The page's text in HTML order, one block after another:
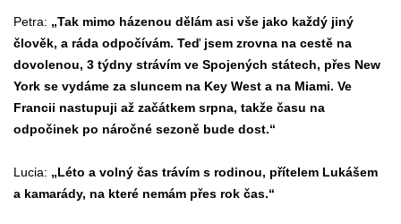
Petra: „Tak mimo házenou dělám asi vše jako každý jiný
člověk, a ráda odpočívám. Teď jsem zrovna na cestě na
dovolenou, 3 týdny strávím ve Spojených státech, přes New
York se vydáme za sluncem na Key West a na Miami. Ve
Francii nastupuji až začátkem srpna, takže času na
odpočinek po náročné sezoně bude dost.“
Lucia: „Léto a volný čas trávím s rodinou, přítelem Lukášem
a kamarády, na které nemám přes rok čas.“